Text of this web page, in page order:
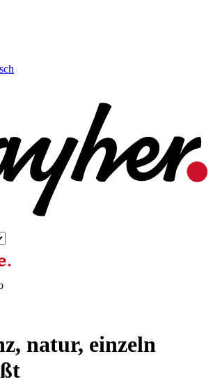
natur, einzeln